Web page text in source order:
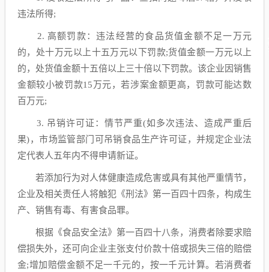
违法所得;
2. 高额罚款：违法经营的食品货值金额不足一万元
的，处十万元以上十五万元以下罚款;货值金额一万元以上
的，处货值金额十五倍以上三十倍以下罚款。该企业因销售
金额较小被罚款15万元，若涉案金额更高，罚款可能达数
百万元;
3. 吊销许可证：情节严重(如多次违法、造成严重后
果)，市场监管部门可吊销食品生产许可证，并规定企业法
定代表人五年内不得申请新证。
若添加行为对人体健康造成危害或具有其他严重情节，
企业及相关责任人将触犯《刑法》第一百四十四条，构成生
产、销售有毒、有害食品罪。
根据《食品安全法》第一百四十八条，消费者除要求赔
偿损失外，还可向企业主张支付价款十倍或损失三倍的赔偿
金;增加赔偿金额不足一千元的，按一千元计算。若消费者